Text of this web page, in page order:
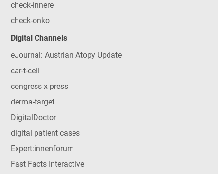
check-innere
check-onko
Digital Channels
eJournal: Austrian Atopy Update
car-t-cell
congress x-press
derma-target
DigitalDoctor
digital patient cases
Expert:innenforum
Fast Facts Interactive